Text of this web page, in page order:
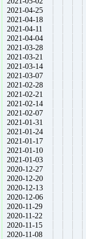
2021-04-25
2021-04-18
2021-04-11
2021-04-04
2021-03-28
2021-03-21
2021-03-14
2021-03-07
2021-02-28
2021-02-21
2021-02-14
2021-02-07
2021-01-31
2021-01-24
2021-01-17
2021-01-10
2021-01-03
2020-12-27
2020-12-20
2020-12-13
2020-12-06
2020-11-29
2020-11-22
2020-11-15
2020-11-08